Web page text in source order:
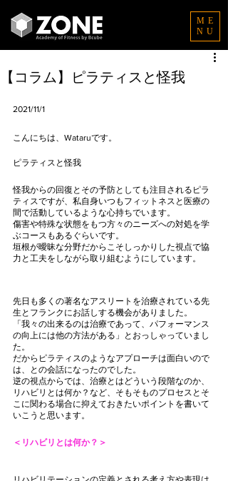
ME
NU
【コラム】ピラティスと怪我
2021/11/1
こんにちは、Wataruです。
ピラティスと怪我
怪我からの回復とその予防としても注目されるピラ
ティスですが、私自身いつもフィットネスと医療の
間で活動しているような心持ちでいます。
傷害や特殊な状態をもつ方々のニーズへの対処を学
ぶコースもあるぐらいです。
垣根が曖昧な分野だからこそしっかりした視点で協
力と工夫をしながら取り組むようにしています。
先日も多くの著名なアスリートを治療されている先
生とフランクにお話しする機会がありました。
「我々の出来るのは治療であって、パフォーマンス
の向上には他の方法がある」とおっしゃっていまし
た。
だからピラティスのようなアプローチは面白いので
は、との会話になったのでした。
逆の視点からでは、治療とはどういう段階なのか、
リハビリとは何か？など、そもそものプロセスとそ
こに関わる場合に抑えておきたいポイントを書いて
いこうと思います。
＜リハビリとは何か？＞